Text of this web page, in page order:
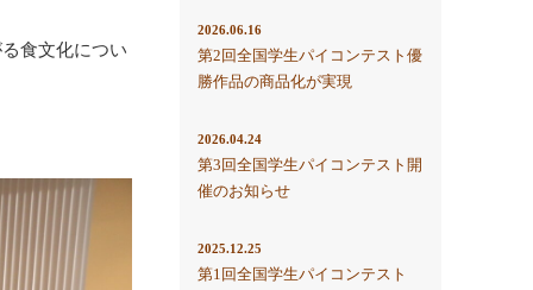
食文化につい
2026.06.16
第2回全国学生パイコンテスト優
勝作品の商品化が実現
2026.04.24
第3回全国学生パイコンテスト開
催のお知らせ
2025.12.25
第1回全国学生パイコンテスト